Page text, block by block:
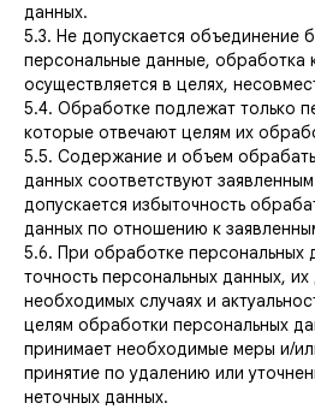
данных.
5.3. Не допускается объединение
персональные данные, обработка
осуществляется в целях,
5.4. Обработке подлежат только
которые отвечают целям их
5.5. Содержание и объем
данных соответствуют
допускается избыточность
данных по отношению к
5.6. При обработке персональных
точность персональных данных,
необходимых случаях и
целям обработки персональных
принимает необходимые меры и/
принятие по удалению или
неточных данных.